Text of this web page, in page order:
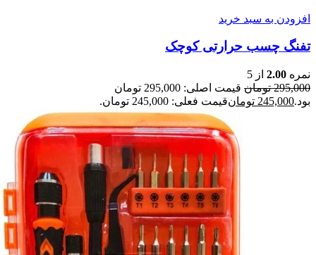
افزودن به سبد خرید
تفنگ چسب حرارتی کوچک
نمره 2.00 از 5
295,000 تومان
قیمت اصلی: 295,000 تومان
بود.245,000 تومانقیمت فعلی: 245,000 تومان.